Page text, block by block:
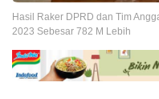
Hasil Raker DPRD dan Tim
2023 Sebesar 782 M Lebih